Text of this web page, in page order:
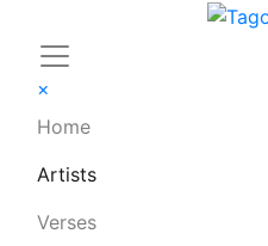
×
Home
Artists
Verses